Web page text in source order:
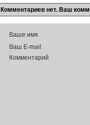
Комментариев нет. Ваш
Ваше имя
Ваш E-mail
Комментарий